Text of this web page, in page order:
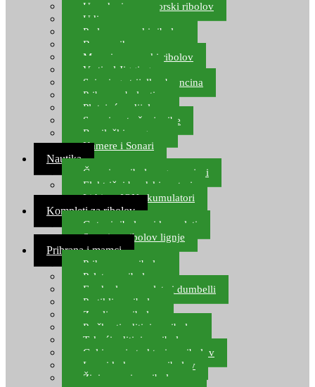
Upredenice za morski ribolov
Udice za more
Perle za morski ribolov
Brum prihrana za more
Mamci za morski ribolov
Vertical Jigging
Spinning strijelke, brancina
Pribor za bolentino
Plutajuća odijela
Sonari za traženje ribe
Ronilački program
Kamere i Sonari
Nautika
Čamci za ribolov, gumenjaci
Električni brodski motori
Lithium ION akumulatori
Kompleti za ribolov
Gotovi ribolovni kompleti
Setovi za ribolov lignje
Prihrana i mamci
Prihrana za ribolov
Pelete za ribolov
Feeder lovne pelete i dumbelli
Partikli za ribolov
Zemlja za ribolov
Praškasti aditivi za ribolov
Tekući aditivi za ribolov
Gel i sprej atraktori za ribolov
Lovni kukuruz za ribolov
Živi mamci za ribolov